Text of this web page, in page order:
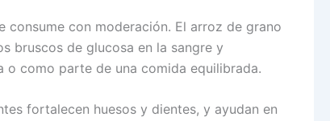
con moderación. El arroz de grano
bruscos de glucosa en la sangre y
como parte de una comida equilibrada.
fortalecen huesos y dientes, y ayudan en